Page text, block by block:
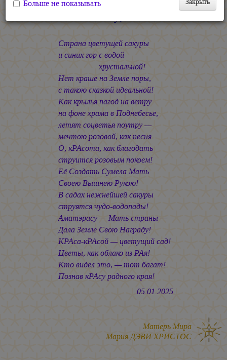
Страна цветущей сакуры
и синих гор с водой
хрустальной!
Нет краше на Земле поры,
с такою сказкой идеальной!
Как крылья пагод на ветру
на фоне храма в Поднебесье,
летят соцветья поутру —
мечтою розовой, как песня.
О, кРАсота, как благодать
струится розовым покоем!
Её Создать Сумела Мать
Своею Вышнею Рукою!
В садах нежнейшей сакуры
струятся чудо-водопады!
Аматэрасу — Мать страны —
Дала Земле Свою Награду!
КРАса-кРАсой — цветущий сад!
Цветы, как облако из РАя!
Кто видел это, — тот багат!
Познав кРАсу радного края!
05.01.2025
Матерь Мира
Мария ДЭВИ ХРИСТОС
Больше не показывать